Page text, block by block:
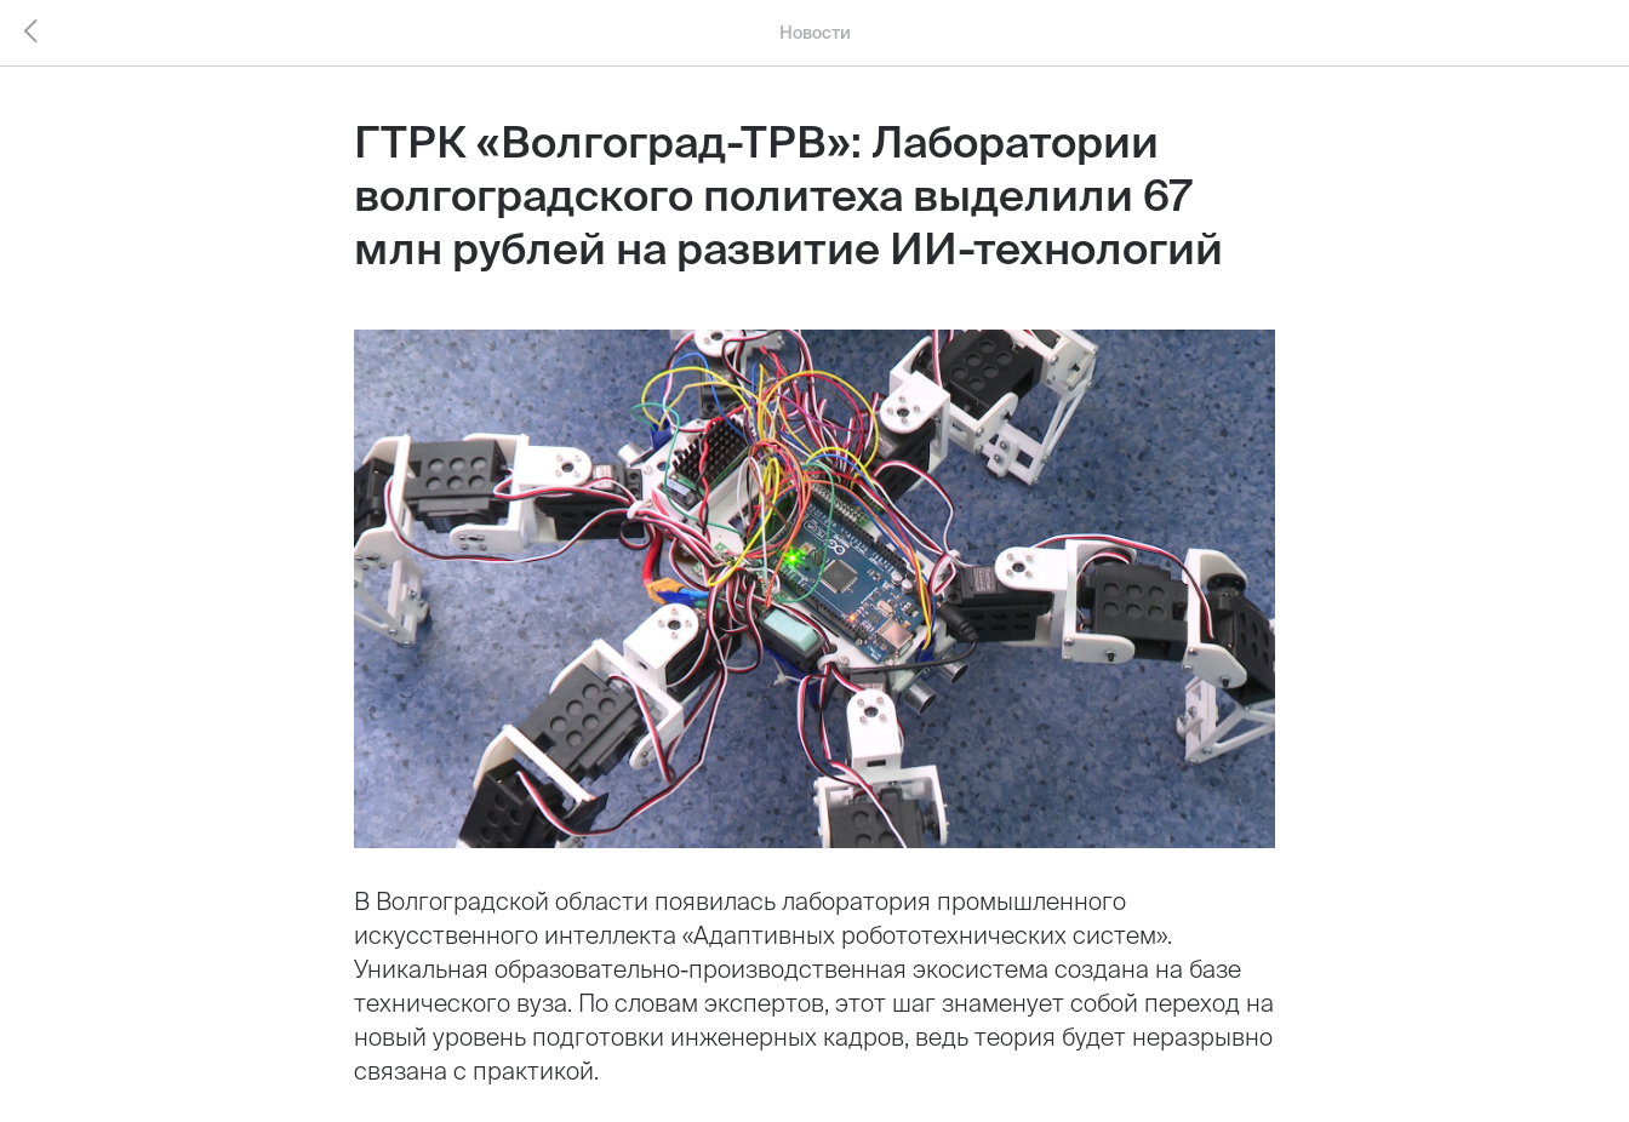
Новости
ГТРК «Волгоград-ТРВ»: Лаборатории
волгоградского политеха выделили 67
млн рублей на развитие ИИ-технологий
В Волгоградской области появилась лаборатория промышленного
искусственного интеллекта «Адаптивных робототехнических систем».
Уникальная образовательно-производственная экосистема создана на базе
технического вуза. По словам экспертов, этот шаг знаменует собой переход на
новый уровень подготовки инженерных кадров, ведь теория будет неразрывно
связана с практикой.